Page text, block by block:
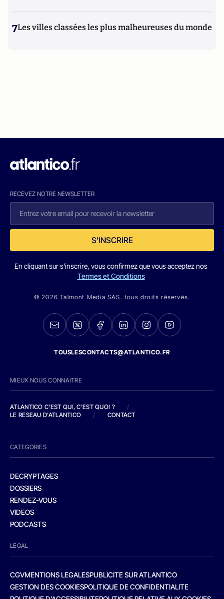
7Les villes classées les plus malheureuses du monde
RECEVEZ NOTRE NEWSLETTER
S'INSCRIRE
En cliquant sur s'inscrire, vous confirmez que vous acceptez nos
Termes et Conditions
© 2026 Talmont Media SAS. tous droits réservés.
TOUSLESCONTACTS@ATLANTICO.FR
MIEUX NOUS CONNAITRE
ATLANTICO C'EST QUI, C'EST QUOI ?
/
LE RESEAU D'ATLANTICO
/ CONTACT
CATEGORIES
DECRYPTAGES
DOSSIERS
RENDEZ-VOUS
VIDEOS
PODCASTS
LEGAL
CGVMENTIONS LEGALESPUBLICITE SUR ATLANTICO
GESTION DES COOKIESPOLITIQUE DE CONFIDENTIALITE